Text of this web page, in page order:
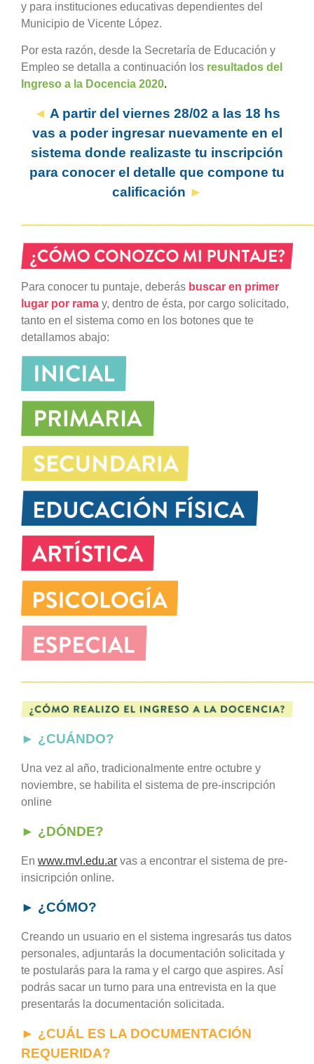
y para instituciones educativas dependientes del
Municipio de Vicente López.
Por esta razón, desde la Secretaría de Educación y
Empleo se detalla a continuación los resultados del
Ingreso a la Docencia 2020.
◄ A partir del viernes 28/02 a las 18 hs
vas a poder ingresar nuevamente en el
sistema donde realizaste tu inscripción
para conocer el detalle que compone tu
calificación ►
Para conocer tu puntaje, deberás buscar en primer
lugar por rama y, dentro de ésta, por cargo solicitado,
tanto en el sistema como en los botones que te
detallamos abajo:
► ¿CUÁNDO?
Una vez al año, tradicionalmente entre octubre y
noviembre, se habilita el sistema de pre-inscripción
online
► ¿DÓNDE?
En www.mvl.edu.ar vas a encontrar el sistema de pre-
insicripción online.
► ¿CÓMO?
Creando un usuario en el sistema ingresarás tus datos
personales, adjuntarás la documentación solicitada y
te postularás para la rama y el cargo que aspires. Así
podrás sacar un turno para una entrevista en la que
presentarás la documentación solicitada.
► ¿CUÁL ES LA DOCUMENTACIÓN
REQUERIDA?